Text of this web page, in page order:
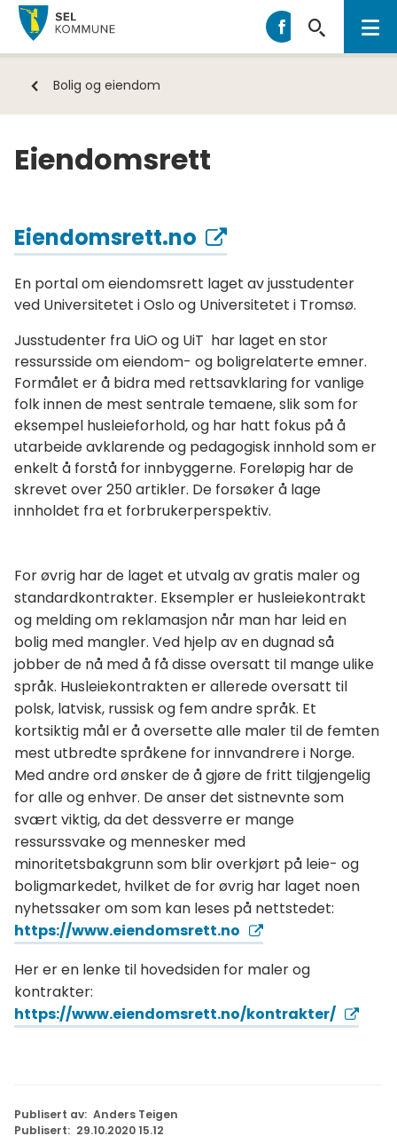
Sel
kommune
Sel
Du
Bolig og eiendom
Eiendomsrett
Eiendomsrett.no
En portal om eiendomsrett laget av jusstudenter
ved Universitetet i Oslo og Universitetet i Tromsø.
Jusstudenter fra UiO og UiT har laget en stor
ressursside om eiendom- og boligrelaterte emner.
Formålet er å bidra med rettsavklaring for vanlige
folk innen de mest sentrale temaene, slik som for
eksempel husleieforhold, og har hatt fokus på å
utarbeide avklarende og pedagogisk innhold som er
enkelt å forstå for innbyggerne. Foreløpig har de
skrevet over 250 artikler. De forsøker å lage
innholdet fra et forbrukerperspektiv.
For øvrig har de laget et utvalg av gratis maler og
standardkontrakter. Eksempler er husleiekontrakt
og melding om reklamasjon når man har leid en
bolig med mangler. Ved hjelp av en dugnad så
jobber de nå med å få disse oversatt til mange ulike
språk. Husleiekontrakten er allerede oversatt til
polsk, latvisk, russisk og fem andre språk. Et
kortsiktig mål er å oversette alle maler til de femten
mest utbredte språkene for innvandrere i Norge.
Med andre ord ønsker de å gjøre de fritt tilgjengelig
for alle og enhver. De anser det sistnevnte som
svært viktig, da det dessverre er mange
ressurssvake og mennesker med
minoritetsbakgrunn som blir overkjørt på leie- og
boligmarkedet, hvilket de for øvrig har laget noen
nyhetssaker om som kan leses på nettstedet:
https://www.eiendomsrett.no
Her er en lenke til hovedsiden for maler og
kontrakter:
https://www.eiendomsrett.no/kontrakter/
Publisert av Anders Teigen
Publisert
29.10.2020 15.12